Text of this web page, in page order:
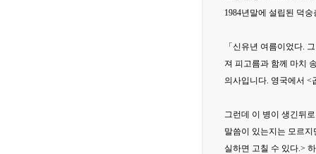
1984년말에 설립된 덕
「신유년 여름이었다.
져 피고름과 함께 마치
의사입니다. 영국에서 <
그런데 이 병이 생긴뒤
말씀이 있는지는 모르
실하면 고칠 수 있다.>